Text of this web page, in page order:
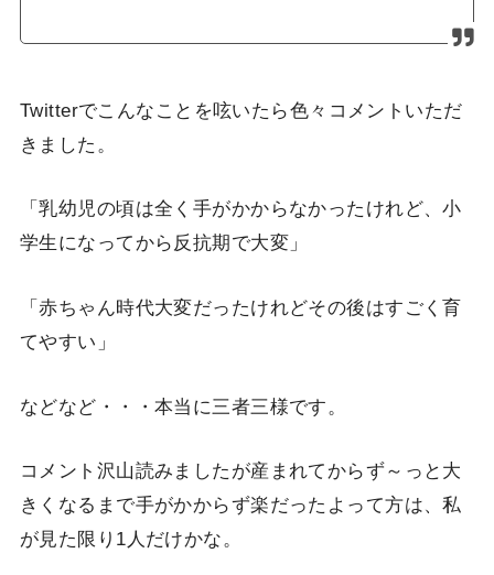
Twitterでこんなことを呟いたら色々コメントいただ
きました。
「乳幼児の頃は全く手がかからなかったけれど、小
学生になってから反抗期で大変」
「赤ちゃん時代大変だったけれどその後はすごく育
てやすい」
などなど・・・本当に三者三様です。
コメント沢山読みましたが産まれてからず～っと大
きくなるまで手がかからず楽だったよって方は、私
が見た限り1人だけかな。